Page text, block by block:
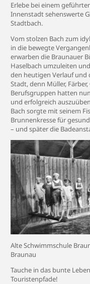
Erlebe bei einem
Innenstadt sehenswerte
Stadtbach.
Vom stolzen Bach zum
in die bewegte
erwarben die Braunauer
Haselbach umzuleiten
den heutigen Verlauf und
Stadt, denn Müller,
Berufsgruppen hatten
und erfolgreich
Bach sorgte mit seinem
Brunnenkresse für
– und später die
Alte Schwimmschule
Braunau
Tauche in das bunte
Touristenpfade!